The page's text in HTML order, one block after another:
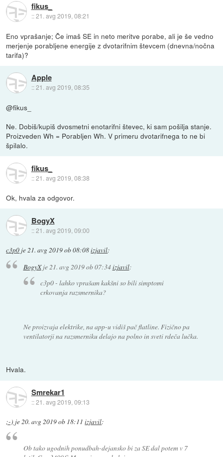
fikus_
::21. avg 2019, 08:21
Eno vprašanje; Če imaš SE in neto meritve porabe, ali je še vedno
merjenje porabljene energije z dvotarifnim števcem (dnevna/nočna
tarifa)?
Apple
::21. avg 2019, 08:35
@fikus_
Ne. Dobiš/kupiš dvosmetni enotarifni števec, ki sam pošilja stanje.
Proizveden Wh = Porabljen Wh. V primeru dvotarifnega to ne bi
špilalo.
fikus_
::21. avg 2019, 08:38
Ok, hvala za odgovor.
BogyX
::21. avg 2019, 09:00
c3p0 je21. avg 2019 ob 08:08izjavil:
BogyXje 21. avg 2019 ob 07:34izjavil:
c3p0 - lahko vprašam kakšni so bili simptomi
crkovanja razsmernika?
Ne proizvaja elektrike, na app-u vidiš pač flatline. Fizično pa
ventilatorji na razsmerniku delajo na polno in sveti rdeča lučka.
Hvala.
Smrekar1
::21. avg 2019, 09:13
;-) je20. avg 2019 ob 18:11 izjavil:
Ob tako ugodnih ponudbah-dejansko bi za SE dal potem v 7